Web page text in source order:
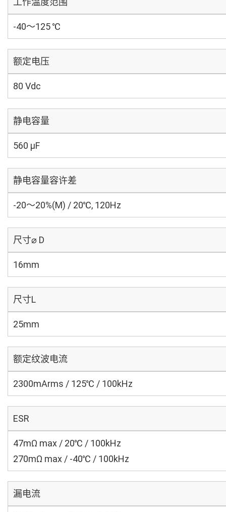
-40～125 ℃
额定电压
80 Vdc
静电容量
560 µF
静电容量容许差
-20～20%(M) / 20℃, 120Hz
尺寸⌀ D
16mm
尺寸L
25mm
额定纹波电流
2300mArms / 125℃ / 100kHz
ESR
47mΩ max / 20℃ / 100kHz
270mΩ max / -40℃ / 100kHz
漏电流